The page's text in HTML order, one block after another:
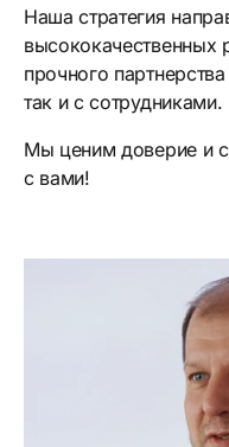
Наша стратегия
высококачественных
прочного
так и с сотрудниками.
Мы ценим доверие и
с вами!